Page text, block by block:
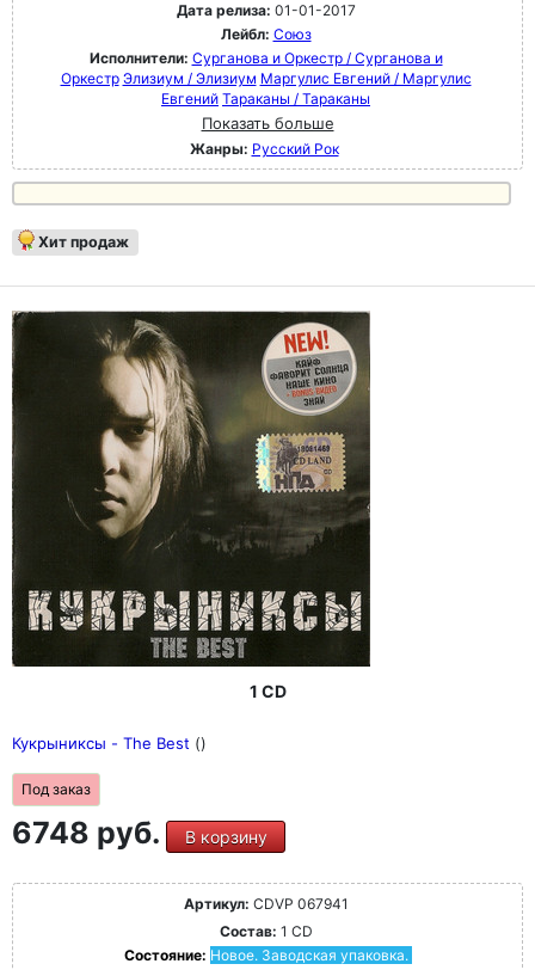
Дата релиза: 01-01-2017
Лейбл: Союз
Исполнители: Сурганова и Оркестр / Сурганова и
Оркестр Элизиум / Элизиум Маргулис Евгений / Маргулис
Евгений Тараканы / Тараканы
Показать больше
Жанры: Русский Рок
Хит продаж
1 CD
Кукрыниксы - The Best ()
Под заказ
6748 руб. В корзину
Артикул: CDVP 067941
Состав: 1 CD
Состояние: Новое. Заводская упаковка.